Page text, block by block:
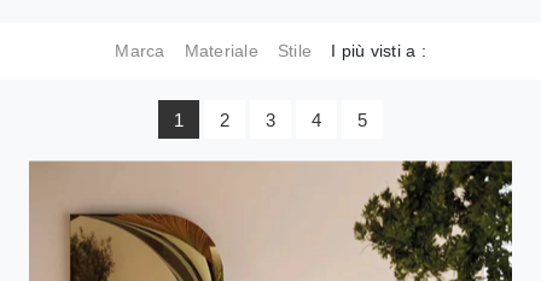
Marca Materiale Stile I più visti a :
1 2 3 4 5